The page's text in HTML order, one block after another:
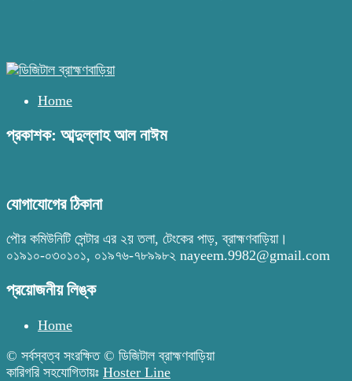
Home
প্রকাশক: আব্দুল্লাহ আল নাঈম
যোগাযোগের ঠিকানা
পৌর কমিউনিটি সেন্টার এর ২য় তলা, টেংকের পাড়, ব্রাহ্মণবাড়িয়া।
০১৯১০-০৩০১০১, ০১৯৭৬-৭৮৯৯৮২ nayeem.9982@gmail.com
প্রয়োজনীয় লিঙ্ক
Home
© সর্বস্বত্ব সংরক্ষিত © ডিজিটাল ব্রাহ্মণবাড়িয়া
কারিগরি সহযোগিতায়ঃ Hoster Line